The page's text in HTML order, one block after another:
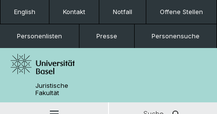
English Kontakt Notfall Offene Stellen
Personenlisten Presse Personensuche
Juristische
Fakultät